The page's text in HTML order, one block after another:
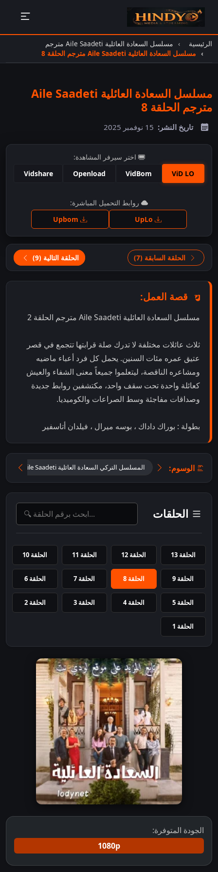
الرئيسية
مسلسل السعادة العائلية Aile Saadeti مترجم
مسلسل السعادة العائلية Aile Saadeti مترجم الحلقة 8
مسلسل السعادة العائلية Aile Saadeti
مترجم الحلقة 8
تاريخ النشر: 15 نوفمبر 2025
اختر سيرفر المشاهدة:
ViD LO
VidBom
Openload
Vidshare
اضغط للمشاهدة
روابط التحميل المباشرة:
الحلقة السابقة (7) الحلقة التالية (9)
قصة العمل:
مسلسل السعادة العائلية Aile Saadeti مترجم الحلقة 2
ثلاث عائلات مختلفة لا تدرك صلة قرابتها تتجمع في قصر
عتيق عمره مئات السنين. يحمل كل فرد أعباء ماضيه
ومشاعره الناقصة، ليتعلموا جميعاً معنى الشفاء والعيش
كعائلة واحدة تحت سقف واحد، مكتشفين روابط جديدة
وصداقات مفاجئة وسط الصراعات والكوميديا.
بطولة : بوراك داداك ، بوسه ميرال ، فيلدان أتاسفير
الوسوم: المسلسل التركي السعادة العائلية Aile Saadeti الجزء الأول 202
الحلقات
الحلقة 13 الحلقة 12 الحلقة 11 الحلقة 10
الحلقة 9 الحلقة 8 الحلقة 7 الحلقة 6
الحلقة 5 الحلقة 4 الحلقة 3 الحلقة 2
الحلقة 1
الجودة المتوفرة:
1080p